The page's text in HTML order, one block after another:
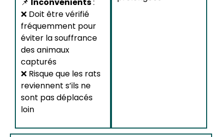
❌ Doit être vérifié
fréquemment pour
éviter la souffrance
des animaux
capturés
❌ Risque que les rats
reviennent s’ils ne
sont pas déplacés
loin